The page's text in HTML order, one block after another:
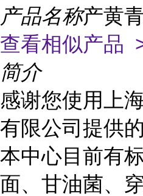
产品名称产黄
查看相似产品
简介
感谢您使用上
有限公司提供
本中心目前有
面、甘油菌、